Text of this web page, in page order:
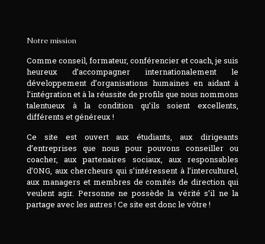
Notre mission
Comme conseil, formateur, conférencier et coach, je suis
heureux d’accompagner internationalement le
développement d’organisations humaines en aidant à
l’intégration et à la réussite de profils que nous nommons
talentueux à la condition qu’ils soient excellents,
différents et généreux !
Ce site est ouvert aux étudiants, aux dirigeants
d’entreprises que nous pour pouvons conseiller ou
coacher, aux partenaires sociaux, aux responsables
d’ONG, aux chercheurs qui s’intéressent à l’interculturel,
aux managers et membres de comités de direction qui
veulent agir. Personne ne possède la vérité s’il ne la
partage avec les autres ! Ce site est donc le vôtre !